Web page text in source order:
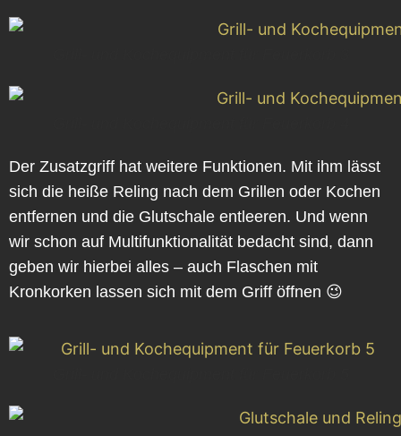
Der Zusatzgriff hat weitere Funktionen. Mit ihm lässt
sich die heiße Reling nach dem Grillen oder Kochen
entfernen und die Glutschale entleeren. Und wenn
wir schon auf Multifunktionalität bedacht sind, dann
geben wir hierbei alles – auch Flaschen mit
Kronkorken lassen sich mit dem Griff öffnen 😉